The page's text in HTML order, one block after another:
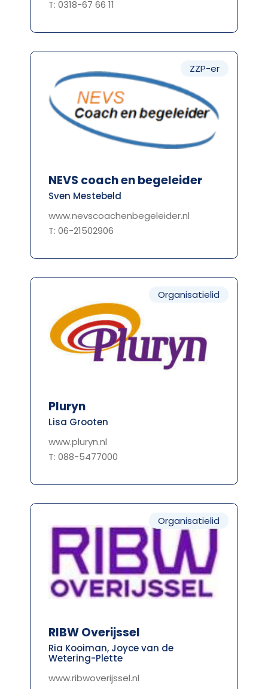
T: 0318-67 66 11
ZZP-er
NEVS coach en begeleider
Sven Mestebeld
www.nevscoachenbegeleider.nl
T: 06-21502906
Organisatielid
Pluryn
Lisa Grooten
www.pluryn.nl
T: 088-5477000
Organisatielid
RIBW Overijssel
Ria Kooiman, Joyce van de
Wetering-Plette
www.ribwoverijssel.nl